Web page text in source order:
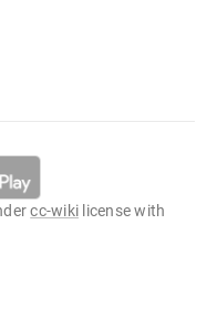
cc-wiki license with